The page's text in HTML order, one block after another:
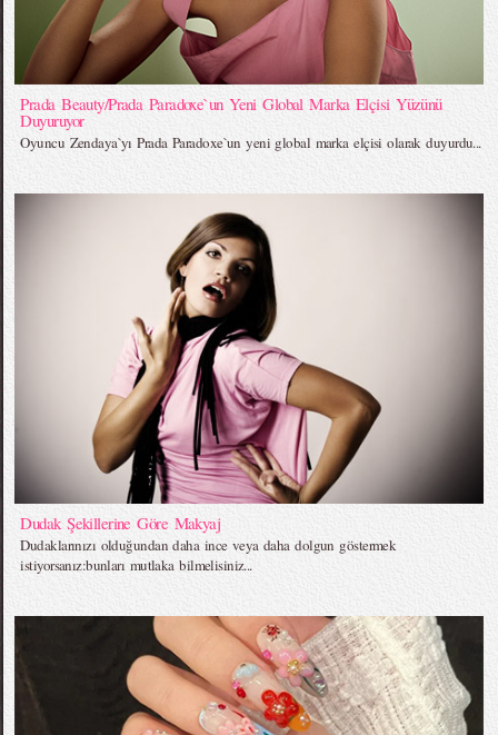
Prada Beauty/Prada Paradoxe`un Yeni Global Marka Elçisi Yüzünü
Duyuruyor
Oyuncu Zendaya`yı Prada Paradoxe`un yeni global marka elçisi olarak duyurdu...
Dudak Şekillerine Göre Makyaj
Dudaklarınızı olduğundan daha ince veya daha dolgun göstermek
istiyorsanız:bunları mutlaka bilmelisiniz...